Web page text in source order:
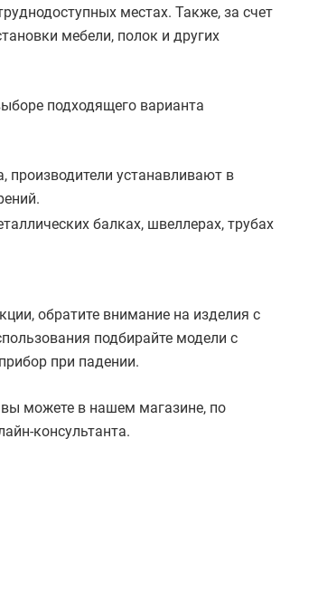
местах. Также, за счет
мебели, полок и других
подходящего варианта
устанавливают в
балках, швеллерах, трубах
обратите внимание на изделия с
подбирайте модели с
при падении.
вы можете в нашем магазине, по
консультанта.